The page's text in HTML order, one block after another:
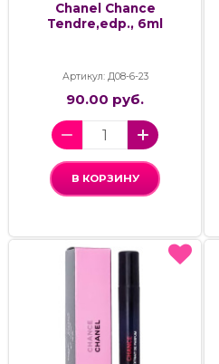
Chanel Chance
Tendre,edp., 6ml
Артикул: Д08-6-23
90.00 руб.
В КОРЗИНУ